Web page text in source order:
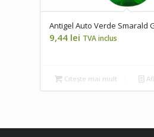
Antigel Auto Verde Smarald
9,44 lei TVA inclus
Citește mai mult